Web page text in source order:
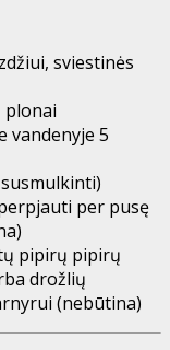
sviestinės
plonai
vandenyje 5
per pusę
pipirų pipirų
drožlių
(nebūtina)